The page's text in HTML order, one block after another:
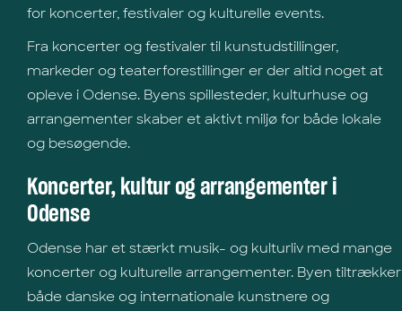
for koncerter, festivaler og kulturelle events.
Fra koncerter og festivaler til kunstudstillinger,
markeder og teaterforestillinger er der altid noget at
opleve i Odense. Byens spillesteder, kulturhuse og
arrangementer skaber et aktivt miljø for både lokale
og besøgende.
Koncerter, kultur og arrangementer i
Odense
Odense har et stærkt musik- og kulturliv med mange
koncerter og kulturelle arrangementer. Byen tiltrækker
både danske og internationale kunstnere og